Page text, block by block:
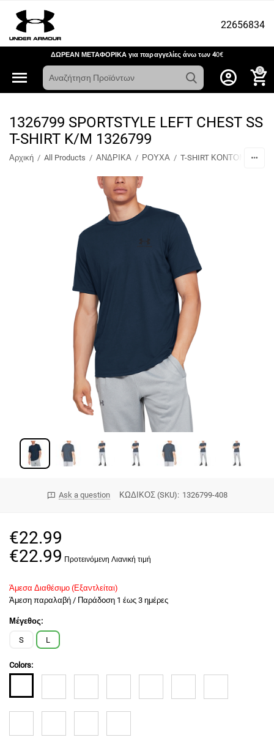
22656834
0
ΔΩΡΕΑΝ ΜΕΤΑΦΟΡΙΚΑ για παραγγελίες άνω των 40€
1326799 SPORTSTYLE LEFT CHEST SS
T-SHIRT K/M 1326799
Αρχική / All Products / ΑΝΔΡΙΚΑ / ΡΟΥΧΑ / T-SHIRT ΚΟΝΤΟΜΑΝΙΚΑ
Ask a question ΚΩΔΙΚΟΣ (SKU): 1326799-408
€22.99
€22.99
Άμεσα Διαθέσιμο (Εξαντλείται)
Άμεση παραλαβή / Παράδoση 1 έως 3 ημέρες
Μέγεθος:
S L
Colors: